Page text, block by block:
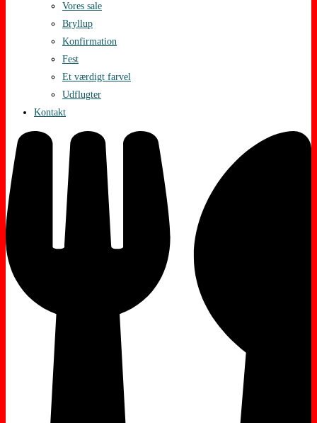
Vores sale
Bryllup
Konfirmation
Fest
Et værdigt farvel
Udflugter
Kontakt